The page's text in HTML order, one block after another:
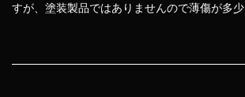
すが、塗装製品ではありませんので薄傷が多